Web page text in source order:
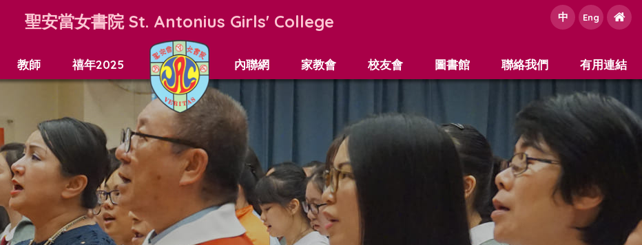
聖安當女書院 St. Antonius Girls' College 中 Eng
教師 禧年2025 內聯網 家教會 校友會 圖書館 聯絡我們 有用連結